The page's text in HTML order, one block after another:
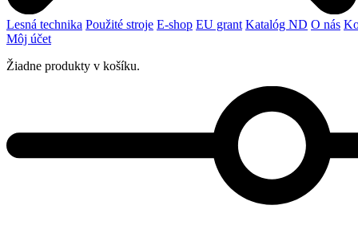
Lesná technika Použité stroje E-shop EU grant Katalóg ND O nás
Môj účet
Žiadne produkty v košíku.